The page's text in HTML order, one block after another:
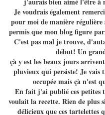
Je voudrais également
pour moi de manière
permis que mon blog figure
C'est pas mal je trouve,
début! Un
çà y est les beaux jours
pluvieux qui persiste! Je
occupée mais çà n'est
En fait j'ai publié ces petites
voulait la recette. Rien de plus
délicieux que ces tartelettes